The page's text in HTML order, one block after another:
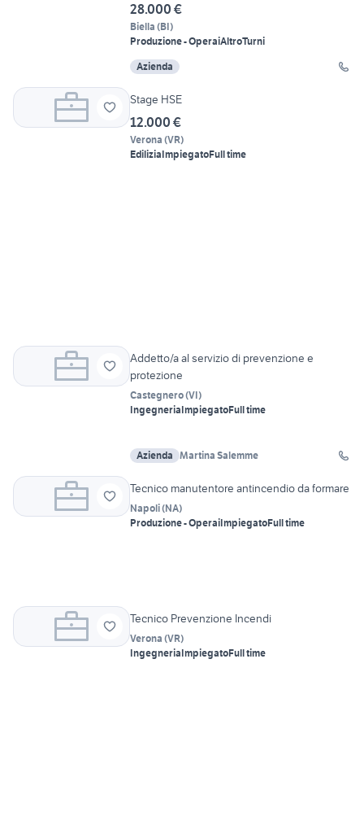
28.000 €
Biella (BI)
Produzione - OperaiAltroTurni
Azienda
Stage HSE
12.000 €
Verona (VR)
EdiliziaImpiegatoFull time
Addetto/a al servizio di prevenzione e
protezione
Castegnero(VI)
IngegneriaImpiegatoFull time
Azienda Martina Salemme
Tecnico manutentore antincendio da formare
Napoli(NA)
Produzione - OperaiImpiegatoFull time
Tecnico Prevenzione Incendi
Verona (VR)
IngegneriaImpiegatoFull time